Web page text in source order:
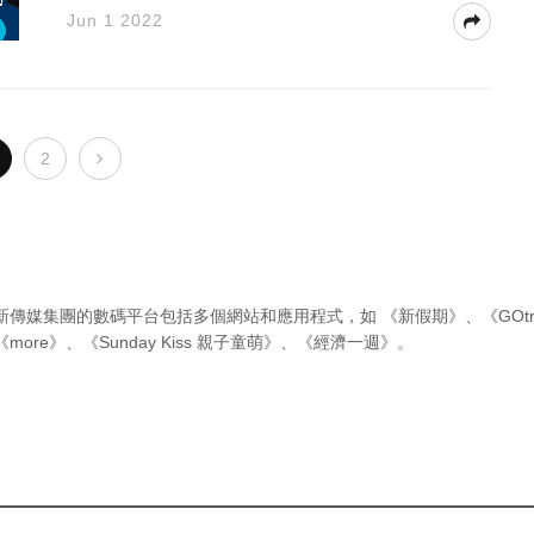
Jun 1 2022
2
傳媒集團的數碼平台包括多個網站和應用程式，如 《新假期》 、
《
more》 、 《Sunday Kiss 親子童萌》 、 《經濟一週》 。